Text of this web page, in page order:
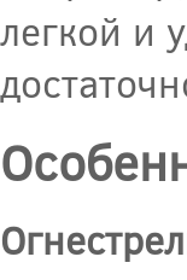
легкой и